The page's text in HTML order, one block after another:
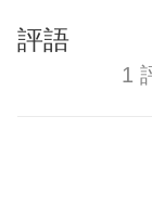
評語
1